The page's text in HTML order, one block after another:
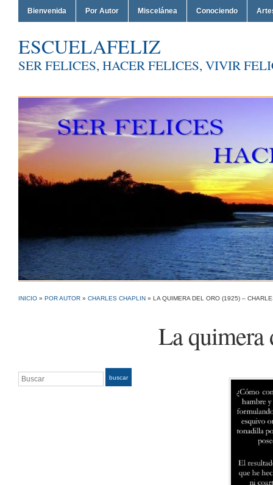
Bienvenida Por Autor Miscelánea Conociendo
ESCUELAFELIZ
SER FELICES, HACER FELICES, VIVIR
INICIO » POR AUTOR » CHARLES CHAPLIN » LA QUIMERA DEL ORO (1925) –
La quimera
Buscar buscar